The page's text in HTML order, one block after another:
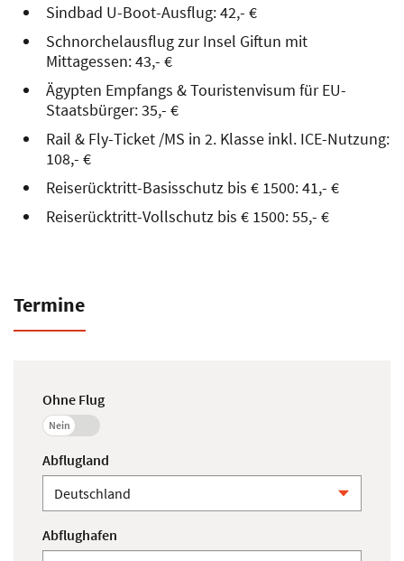
Sindbad U-Boot-Ausflug: 42,- €
Schnorchelausflug zur Insel Giftun mit
Mittagessen: 43,- €
Ägypten Empfangs & Touristenvisum für EU-
Staatsbürger: 35,- €
Rail & Fly-Ticket /MS in 2. Klasse inkl. ICE-Nutzung:
108,- €
Reiserücktritt-Basisschutz bis € 1500: 41,- €
Reiserücktritt-Vollschutz bis € 1500: 55,- €
Termine
Ohne Flug
Nein
Abflugland
Abflughafen